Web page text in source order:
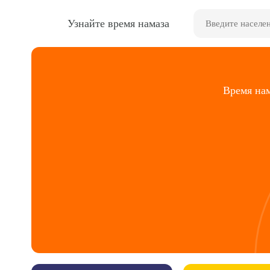
Узнайте время намаза
Время